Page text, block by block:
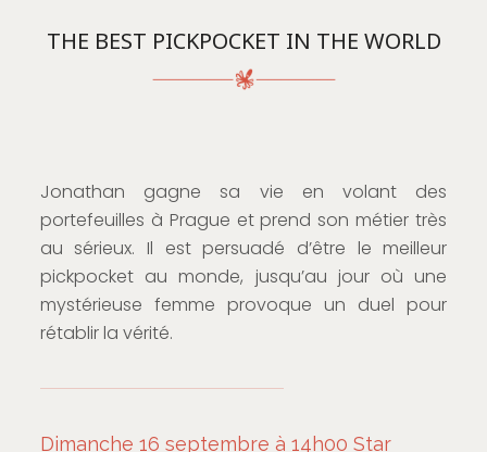
THE BEST PICKPOCKET IN THE WORLD
Jonathan gagne sa vie en volant des
portefeuilles à Prague et prend son métier très
au sérieux. Il est persuadé d’être le meilleur
pickpocket au monde, jusqu’au jour où une
mystérieuse femme provoque un duel pour
rétablir la vérité.
Dimanche 16 septembre à 14h00 Star